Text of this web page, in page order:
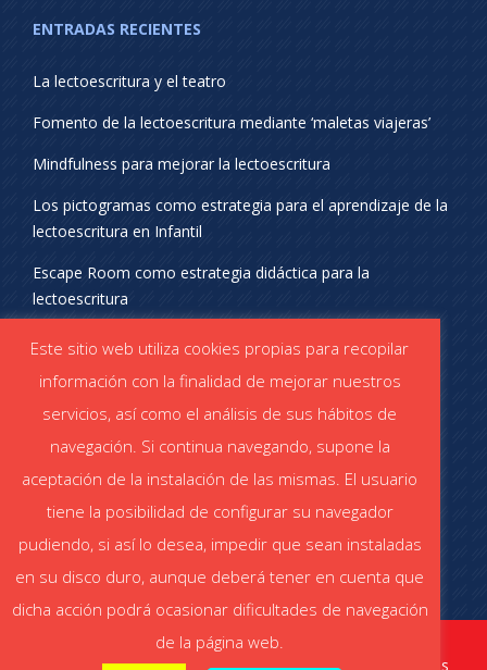
ENTRADAS RECIENTES
La lectoescritura y el teatro
Fomento de la lectoescritura mediante ‘maletas viajeras’
Mindfulness para mejorar la lectoescritura
Los pictogramas como estrategia para el aprendizaje de la
lectoescritura en Infantil
Escape Room como estrategia didáctica para la
lectoescritura
¡SÍGUENOS EN REDES SOCIALES!
Catálogo STABILO (PDF) Catálogo ESCOLAR (PDF)
|Política de cookies|Política de privacidad redes
Este sitio web utiliza cookies propias para recopilar
información con la finalidad de mejorar nuestros
servicios, así como el análisis de sus hábitos de
navegación. Si continua navegando, supone la
aceptación de la instalación de las mismas. El usuario
tiene la posibilidad de configurar su navegador
pudiendo, si así lo desea, impedir que sean instaladas
en su disco duro, aunque deberá tener en cuenta que
dicha acción podrá ocasionar dificultades de navegación
de la página web.